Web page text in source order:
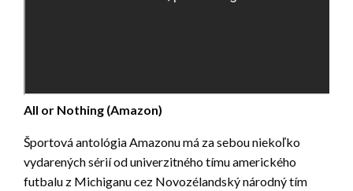
All or Nothing (Amazon)
Športová antológia Amazonu má za sebou niekoľko
vydarených sérií od univerzitného tímu amerického
futbalu z Michiganu cez Novozélandský národný tím